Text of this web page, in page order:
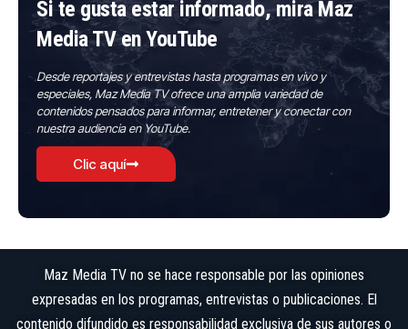
Si te gusta estar informado, mira Maz
Media TV en YouTube
Desde reportajes y entrevistas hasta programas en vivo y
especiales, Maz Media TV ofrece una amplia variedad de
contenidos pensados para informar, entretener y conectar con
nuestra audiencia en YouTube.
Clic aquí
Maz Media TV no se hace responsable por las opiniones
expresadas en los programas, entrevistas o publicaciones. El
contenido difundido es responsabilidad exclusiva de sus autores o